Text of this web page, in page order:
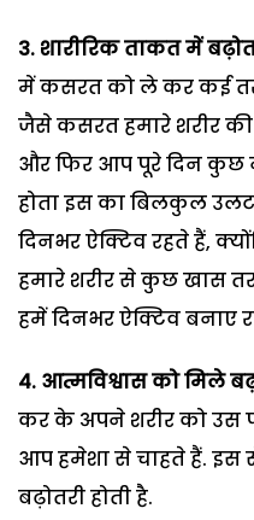
3. शारीरिक ताकत में
में कसरत को ले कर कई
जैसे कसरत हमारे शरीर
और फिर आप पूरे दिन कुछ
होता इस का बिलकुल
दिनभर ऐक्टिव रहते हैं,
हमारे शरीर से कुछ खास
हमें दिनभर ऐक्टिव
4. आत्मविश्वास को मिले
कर के अपने शरीर को उस
आप हमेशा से चाहते हैं. इस
बढ़ोतरी होती है.